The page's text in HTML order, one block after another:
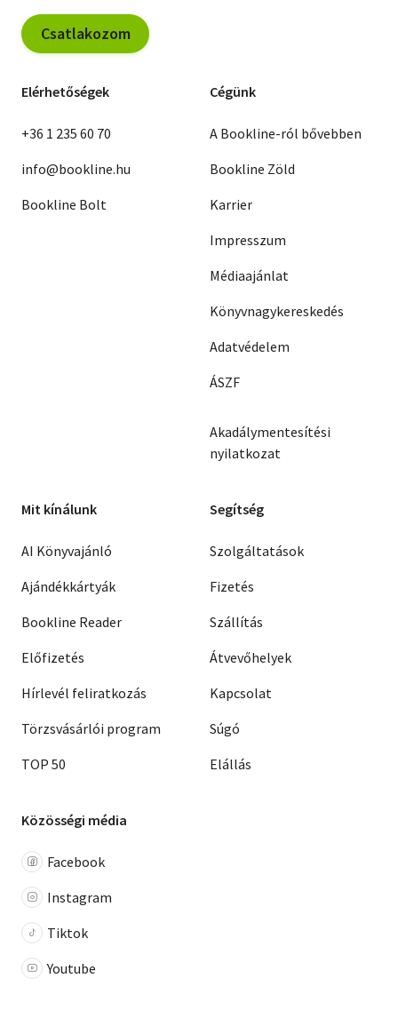
Csatlakozom
Elérhetőségek
+36 1 235 60 70
info@bookline.hu
Bookline Bolt
Cégünk
A Bookline-ról bővebben
Bookline Zöld
Karrier
Impresszum
Médiaajánlat
Könyvnagykereskedés
Adatvédelem
ÁSZF
Akadálymentesítési
nyilatkozat
Mit kínálunk
AI Könyvajánló
Ajándékkártyák
Bookline Reader
Előfizetés
Hírlevél feliratkozás
Törzsvásárlói program
TOP 50
Segítség
Szolgáltatások
Fizetés
Szállítás
Átvevőhelyek
Kapcsolat
Súgó
Elállás
Közösségi média
Facebook
Instagram
Tiktok
Youtube